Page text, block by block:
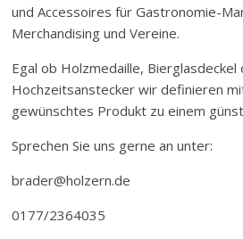
und Accessoires für Gastronomie-
Merchandising und Vereine.
Egal ob Holzmedaille, Bierglasdeckel
Hochzeitsanstecker wir definieren
gewünschtes Produkt zu einem
Sprechen Sie uns gerne an unter:
brader@holzern.de
0177/2364035